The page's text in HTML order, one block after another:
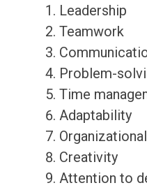
Leadership
Teamwork
Problem-
Time
Adaptability
Creativity
Attention to